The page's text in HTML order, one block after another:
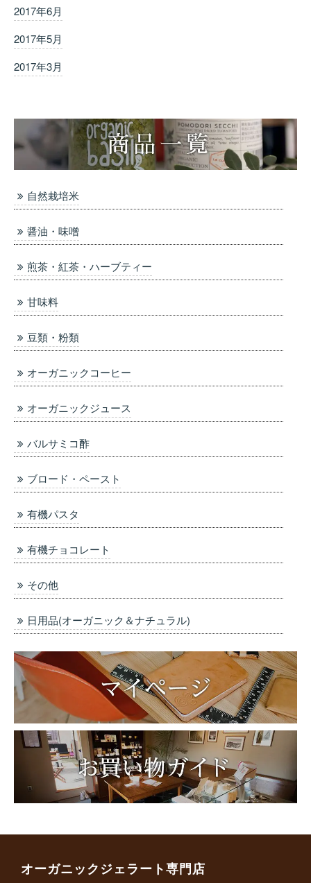
2017年6月
2017年5月
2017年3月
自然栽培米
醤油・味噌
煎茶・紅茶・ハーブティー
甘味料
豆類・粉類
オーガニックコーヒー
オーガニックジュース
バルサミコ酢
ブロード・ペースト
有機パスタ
有機チョコレート
その他
日用品(オーガニック＆ナチュラル)
オーガニックジェラート専門店